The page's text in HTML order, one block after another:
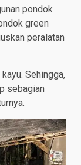
pondok
green
peralatan
Sehingga,
sebagian